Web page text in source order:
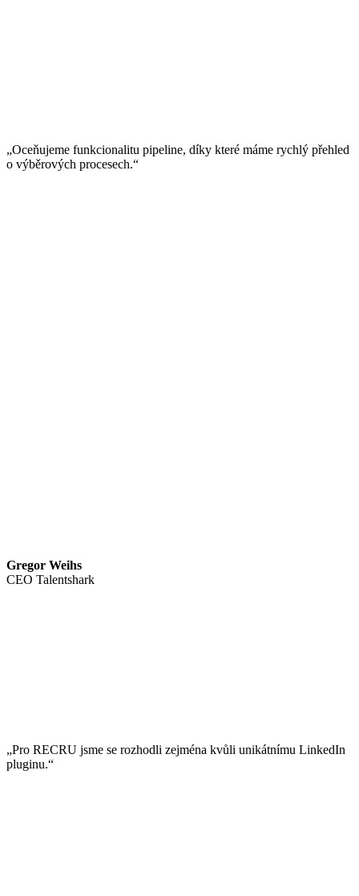
„Oceňujeme funkcionalitu pipeline, díky které máme rychlý přehled
o výběrových procesech.“
Gregor Weihs
CEO Talentshark
„Pro RECRU jsme se rozhodli zejména kvůli unikátnímu LinkedIn
pluginu.“